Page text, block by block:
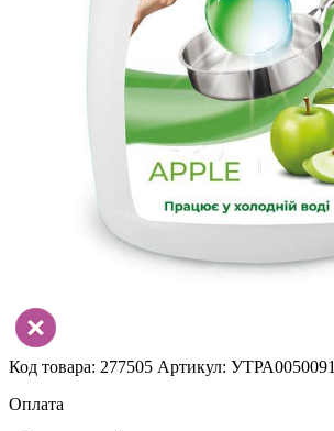
Код товара: 277505 Артикул: УТРА0050091
Оплата